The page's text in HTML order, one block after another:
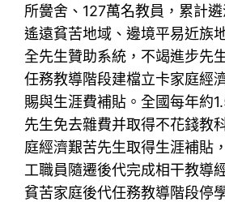
所黌舍、127萬名教員，累計
遙遠貧苦地域、邊境平易近族
全先生贊助系統，不竭進步先
任務教導階段建檔立卡家庭經
賜與生涯費補貼。全國每年約
先生免去雜費并取得不花錢教
庭經濟艱苦先生取得生涯補貼
工職員隨遷後代完成相干教導
貧苦家庭後代任務教導階段停